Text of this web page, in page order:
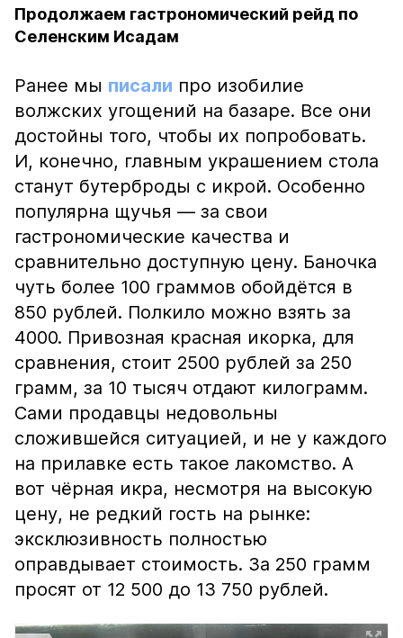
Продолжаем гастрономический рейд по
Селенским Исадам
Ранее мы писали про изобилие
волжских угощений на базаре. Все они
достойны того, чтобы их попробовать.
И, конечно, главным украшением стола
станут бутерброды с икрой. Особенно
популярна щучья — за свои
гастрономические качества и
сравнительно доступную цену. Баночка
чуть более 100 граммов обойдётся в
850 рублей. Полкило можно взять за
4000. Привозная красная икорка, для
сравнения, стоит 2500 рублей за 250
грамм, за 10 тысяч отдают килограмм.
Сами продавцы недовольны
сложившейся ситуацией, и не у каждого
на прилавке есть такое лакомство. А
вот чёрная икра, несмотря на высокую
цену, не редкий гость на рынке:
эксклюзивность полностью
оправдывает стоимость. За 250 грамм
просят от 12 500 до 13 750 рублей.